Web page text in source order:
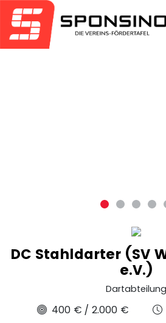
DC Stahldarter (SV
e.V.)
Dartabteilung
400 € / 2.000 €